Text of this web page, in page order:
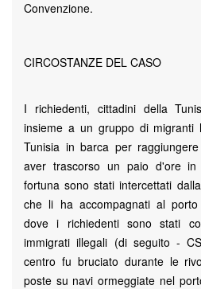
Convenzione.
CIRCOSTANZE DEL CASO
I richiedenti, cittadini della
insieme a un gruppo di migranti
Tunisia in barca per
aver trascorso un paio d'ore
fortuna sono stati intercettati
che li ha accompagnati al
dove i richiedenti sono stati
immigrati illegali (di seguito -
centro fu bruciato durante le
poste su navi ormeggiate nel